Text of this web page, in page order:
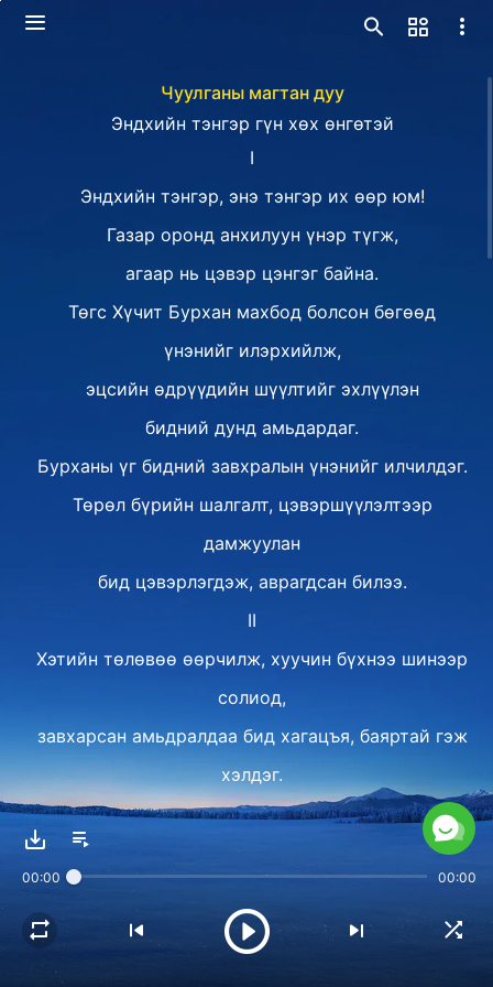
Чуулганы магтан дуу
Эндхийн тэнгэр гүн хөх өнгөтэй
I
Эндхийн тэнгэр, энэ тэнгэр их өөр юм!
Газар оронд анхилуун үнэр түгж,
агаар нь цэвэр цэнгэг байна.
Төгс Хүчит Бурхан махбод болсон бөгөөд
үнэнийг илэрхийлж,
эцсийн өдрүүдийн шүүлтийг эхлүүлэн
бидний дунд амьдардаг.
Бурханы үг бидний завхралын үнэнийг илчилдэг.
Төрөл бүрийн шалгалт, цэвэршүүлэлтээр
дамжуулан
бид цэвэрлэгдэж, аврагдсан билээ.
II
Хэтийн төлөвөө өөрчилж, хуучин бүхнээ шинээр
солиод,
завхарсан амьдралдаа бид хагацъя, баяртай гэж
хэлдэг.
Зарчмын дагуу бид ярьж, үйлдэн,
бидний зүрх сэтгэл дотор ассан.
Бурханы үгийг бид түгээн, Түүний төлөө гэрчлэл
00:00 00:00